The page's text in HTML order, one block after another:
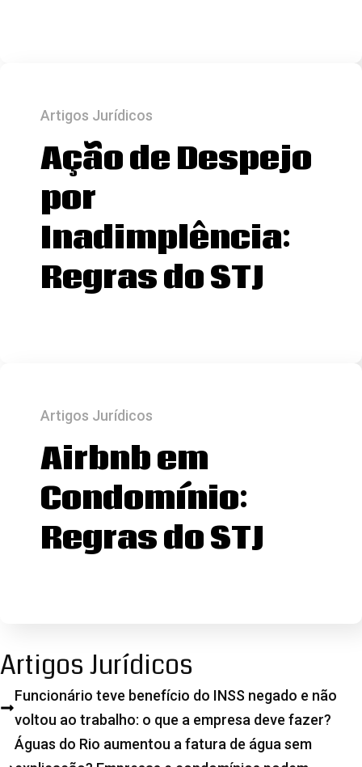
Artigos Jurídicos
Ação de Despejo
por
Inadimplência:
Regras do STJ
Artigos Jurídicos
Airbnb em
Condomínio:
Regras do STJ
Artigos Jurídicos
Funcionário teve benefício do INSS negado e não
voltou ao trabalho: o que a empresa deve fazer?
Águas do Rio aumentou a fatura de água sem